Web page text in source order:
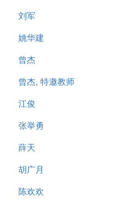
刘军
姚华建
曾杰
曾杰, 特邀教师
江俊
张举勇
薛天
胡广月
陈欢欢